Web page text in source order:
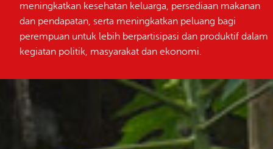
meningkatkan kesehatan keluarga, persediaan makanan
dan pendapatan, serta meningkatkan peluang bagi
perempuan untuk lebih berpartisipasi dan produktif dalam
kegiatan politik, masyarakat dan ekonomi.